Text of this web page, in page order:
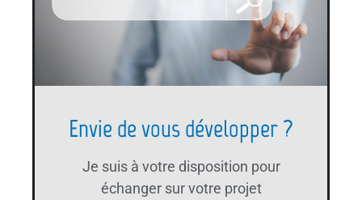
Envie de vous développer ?
Je suis à votre disposition pour
échanger sur votre projet